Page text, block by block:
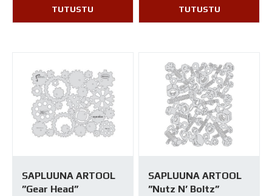
TUTUSTU TUTUSTU
SAPLUUNA ARTOOL
”Gear Head”
SAPLUUNA ARTOOL
”Nutz N’ Boltz”